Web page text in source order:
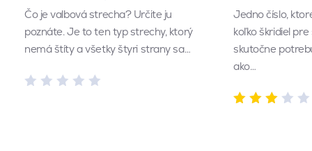
Čo je valbová strecha? Určite ju
poznáte. Je to ten typ strechy, ktorý
nemá štíty a všetky štyri strany sa…
Jedno číslo,
koľko škridiel
skutočne
ako…